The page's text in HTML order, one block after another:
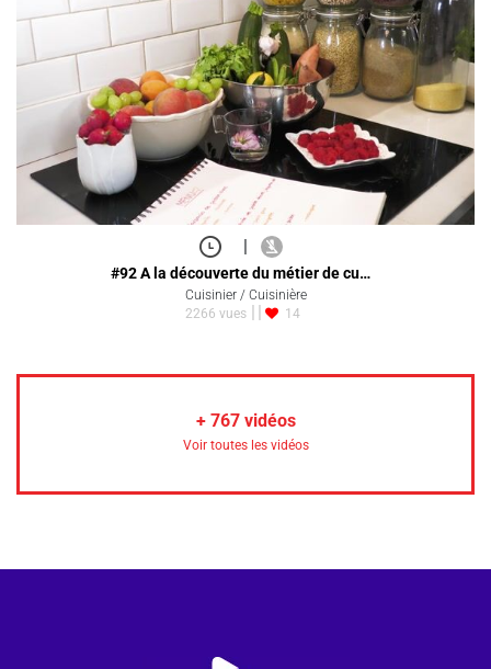
|
#92 A la découverte du métier de cu…
Cuisinier / Cuisinière
2266 vues
14
+ 767vidéos
Voir toutes les vidéos